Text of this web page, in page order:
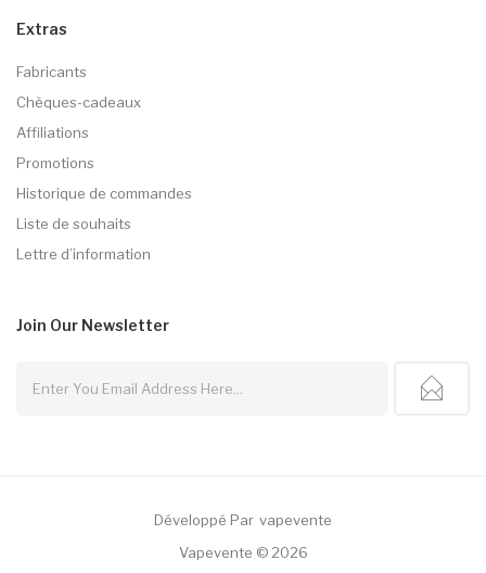
Extras
Fabricants
Chèques-cadeaux
Affiliations
Promotions
Historique de commandes
Liste de souhaits
Lettre d’information
Join Our Newsletter
Développé Par Vapevente
Vapevente © 2026